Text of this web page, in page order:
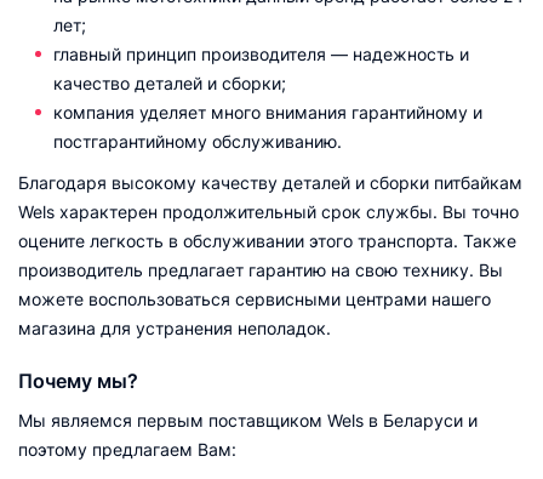
лет;
главный принцип производителя — надежность и
качество деталей и сборки;
компания уделяет много внимания гарантийному и
постгарантийному обслуживанию.
Благодаря высокому качеству деталей и сборки питбайкам
Wels характерен продолжительный срок службы. Вы точно
оцените легкость в обслуживании этого транспорта. Также
производитель предлагает гарантию на свою технику. Вы
можете воспользоваться сервисными центрами нашего
магазина для устранения неполадок.
Почему мы?
Мы являемся первым поставщиком Wels в Беларуси и
поэтому предлагаем Вам: